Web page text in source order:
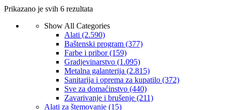
Prikazano je svih 6 rezultata
Show All Categories
Alati (2.590)
Baštenski program (377)
Farbe i pribor(159)
Gradjevinarstvo (1.095)
Metalna galanterija (2.815)
Sanitarija i oprema za kupatilo (372)
Sve za domaćinstvo (440)
Zavarivanje i brušenje (211)
Alati za štemovanje (15)